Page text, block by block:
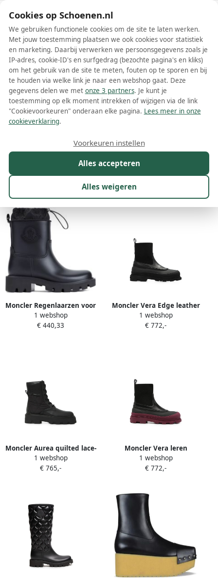
Schoenen.nl
Wis filters Alle filters
Zwarte Moncler dames laarzen
Meer lezen
Kleur 1
27 resultaten:
Moncler Regenlaarzen voor
stijlvolle buitenavonturen
Black Dames
1 webshop
€ 440,33
Moncler Vera Edge leather
ankle boots Zwart
1 webshop
€ 772,-
Moncler Aurea quilted lace-
up boots Zwart
1 webshop
€ 765,-
Moncler Vera leren
enkellaarzen Zwart
1 webshop
€ 772,-
Cookies op Schoenen.nl
We gebruiken functionele cookies om de site te laten werken.
Met jouw toestemming plaatsen we ook cookies voor statistiek
en marketing. Daarbij verwerken we persoonsgegevens zoals je
IP-adres, cookie-ID's en surfgedrag (bezochte pagina's en kliks)
om het gebruik van de site te meten, fouten op te sporen en bij
te houden via welke link je naar een webshop gaat. Deze
gegevens delen we met onze 3 partners. Je kunt je
toestemming op elk moment intrekken of wijzigen via de link
"Cookievoorkeuren" onderaan elke pagina. Lees meer in onze
cookieverklaring.
Alles accepteren
Alles weigeren
Voorkeuren instellen